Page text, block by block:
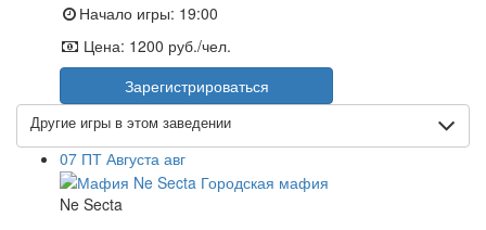
Начало игры: 19:00
Цена: 1200 руб./чел.
Зарегистрироваться
Другие игры в этом заведении
07 ПТ Августа авг
Ne Secta